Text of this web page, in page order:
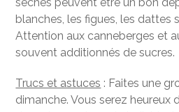
blanches, les figues, les dattes
Attention aux canneberges et
souvent additionnés de sucres.
Trucs et astuces : Faites une
dimanche. Vous serez heureux